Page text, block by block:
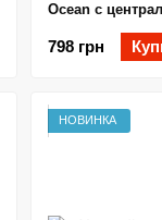
Ocean с
соединением
798 грн
НОВИНКА